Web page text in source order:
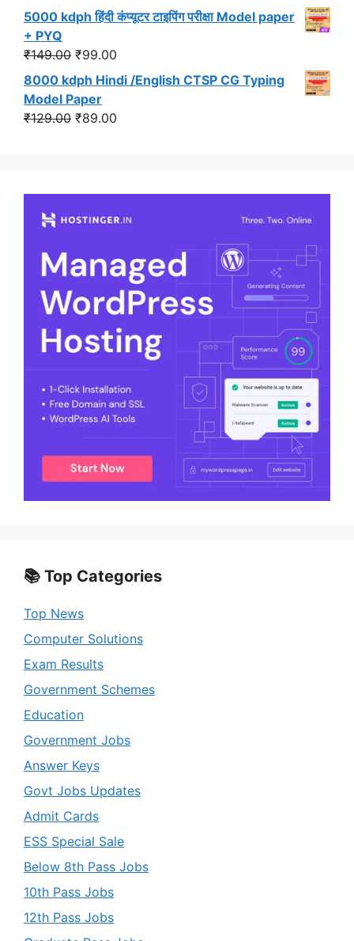
price
was:
₹449.00.
price
is:
5000 kdph हिंदी कंप्यूटर टाइपिंग परीक्षा Model paper
+ PYQ
₹149.00 Original
price
was:
₹149.00.
₹99.00
price
is:
8000 kdph Hindi /English CTSP CG Typing
Model Paper
₹129.00 Original
₹89.00
📚 Top Categories
Top News
Computer Solutions
Exam Results
Government Schemes
Education
Government Jobs
Answer Keys
Govt Jobs Updates
Admit Cards
ESS Special Sale
Below 8th Pass Jobs
10th Pass Jobs
12th Pass Jobs